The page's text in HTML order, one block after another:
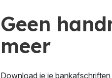
Geen
meer
Download je je